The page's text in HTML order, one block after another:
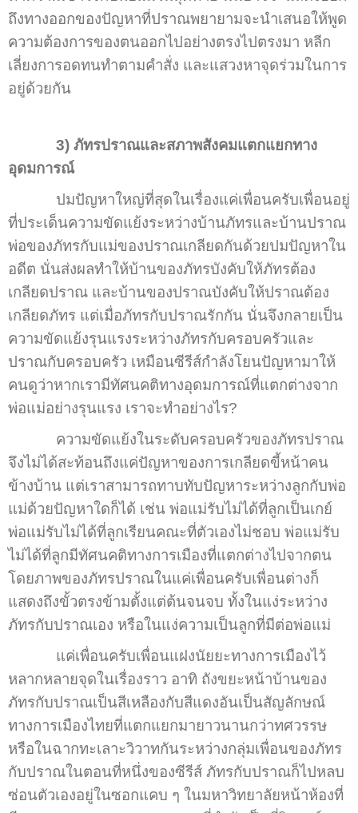
ถึงทางออกของปัญหาที่ปราณพยายามจะนำเสนอให้พูด
ความต้องการของตนออกไปอย่างตรงไปตรงมา หลีก
เลี่ยงการอดทนทำตามคำสั่ง และแสวงหาจุดร่วมในการ
อยู่ด้วยกัน
3) ภัทรปราณและสภาพสังคมแตกแยกทาง
อุดมการณ์
ปมปัญหาใหญ่ที่สุดในเรื่องแค่เพื่อนครับเพื่อนอยู่
ที่ประเด็นความขัดแย้งระหว่างบ้านภัทรและบ้านปราณ
พ่อของภัทรกับแม่ของปราณเกลียดกันด้วยปมปัญหาใน
อดีต นั่นส่งผลทำให้บ้านของภัทรบังคับให้ภัทรต้อง
เกลียดปราณ และบ้านของปราณบังคับให้ปราณต้อง
เกลียดภัทร แต่เมื่อภัทรกับปราณรักกัน นั่นจึงกลายเป็น
ความขัดแย้งรุนแรงระหว่างภัทรกับครอบครัวและ
ปราณกับครอบครัว เหมือนซีรีส์กำลังโยนปัญหามาให้
คนดูว่าหากเรามีทัศนคติทางอุดมการณ์ที่แตกต่างจาก
พ่อแม่อย่างรุนแรง เราจะทำอย่างไร?
ความขัดแย้งในระดับครอบครัวของภัทรปราณ
จึงไม่ได้สะท้อนถึงแค่ปัญหาของการเกลียดขี้หน้าคน
ข้างบ้าน แต่เราสามารถทาบทับปัญหาระหว่างลูกกับพ่อ
แม่ด้วยปัญหาใดก็ได้ เช่น พ่อแม่รับไม่ได้ที่ลูกเป็นเกย์
พ่อแม่รับไม่ได้ที่ลูกเรียนคณะที่ตัวเองไม่ชอบ พ่อแม่รับ
ไม่ได้ที่ลูกมีทัศนคติทางการเมืองที่แตกต่างไปจากตน
โดยภาพของภัทรปราณในแค่เพื่อนครับเพื่อนต่างก็
แสดงถึงขั้วตรงข้ามตั้งแต่ต้นจนจบ ทั้งในแง่ระหว่าง
ภัทรกับปราณเอง หรือในแง่ความเป็นลูกที่มีต่อพ่อแม่
แค่เพื่อนครับเพื่อนแฝงนัยยะทางการเมืองไว้
หลากหลายจุดในเรื่องราว อาทิ ถังขยะหน้าบ้านของ
ภัทรกับปราณเป็นสีเหลืองกับสีแดงอันเป็นสัญลักษณ์
ทางการเมืองไทยที่แตกแยกมายาวนานกว่าทศวรรษ
หรือในฉากทะเลาะวิวาทกันระหว่างกลุ่มเพื่อนของภัทร
กับปราณในตอนที่หนึ่งของซีรีส์ ภัทรกับปราณก็ไปหลบ
ซ่อนตัวเองอยู่ในซอกแคบ ๆ ในมหาวิทยาลัยหน้าห้องที่